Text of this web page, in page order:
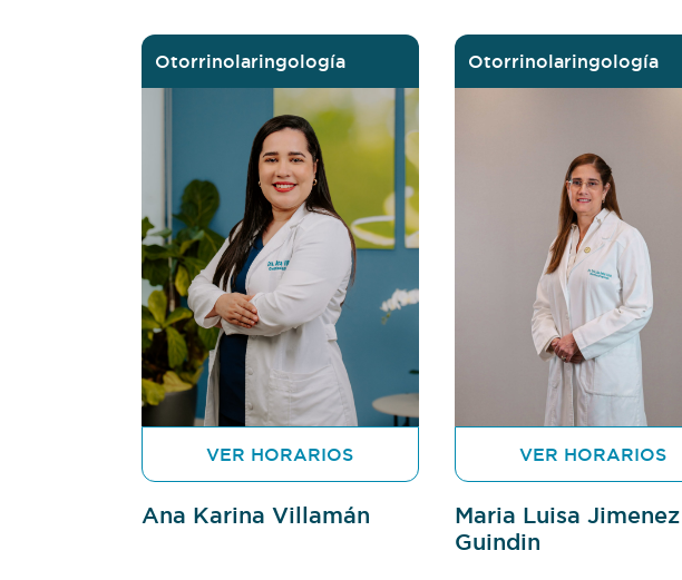
Otorrinolaringología
VER HORARIOS
Ana Karina Villamán
Otorrinolaringología
VER HORARIOS
Maria Luisa Jimenez
Guindin